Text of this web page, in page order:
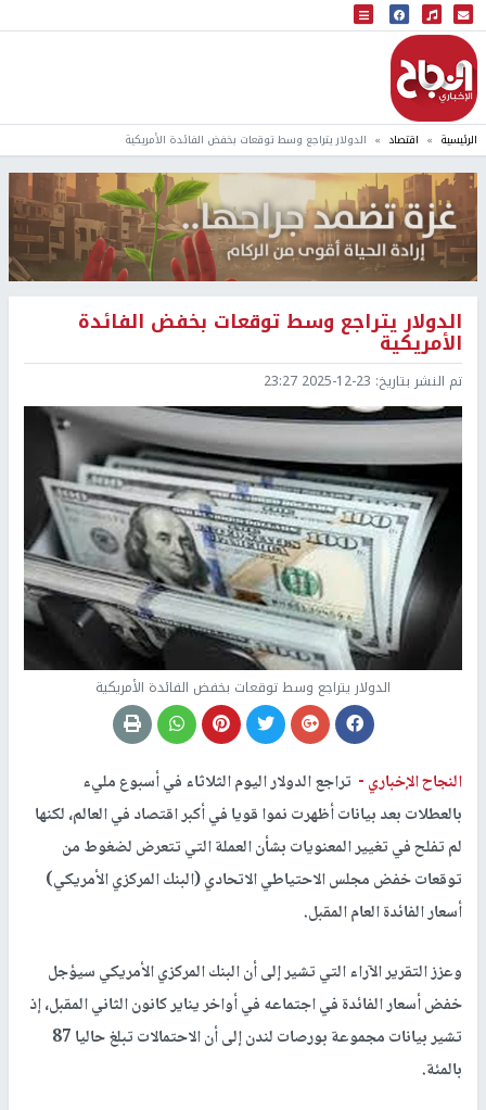
البث المباشر
إذاعة النجاح
الرئيسية اقتصاد الدولار يتراجع وسط توقعات بخفض الفائدة الأمريكية
الدولار يتراجع وسط توقعات بخفض الفائدة
الأمريكية
تم النشر بتاريخ: 2025-12-23 23:27
الدولار يتراجع وسط توقعات بخفض الفائدة الأمريكية
النجاح الإخباري - تراجع الدولار اليوم الثلاثاء في أسبوع مليء
بالعطلات بعد بيانات أظهرت نموا قويا في أكبر اقتصاد في العالم، لكنها
لم تفلح في تغيير المعنويات بشأن العملة التي تتعرض لضغوط من
توقعات خفض مجلس الاحتياطي الاتحادي (البنك المركزي الأمريكي)
أسعار الفائدة العام المقبل.
وعزز التقرير الآراء التي تشير إلى أن البنك المركزي الأمريكي سيؤجل
خفض أسعار الفائدة في اجتماعه في أواخر يناير كانون الثاني المقبل، إذ
تشير بيانات مجموعة بورصات لندن إلى أن الاحتمالات تبلغ حاليا 87
بالمئة.